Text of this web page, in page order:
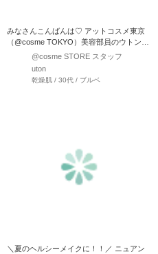
みなさんこんばんは♡ アットコスメ東京
（@cosme TOKYO）美容部員のウトンで
@cosme STORE スタッフ
uton
乾燥肌 / 30代 / ブルベ
＼夏のヘルシーメイクに！！／ ニュアン